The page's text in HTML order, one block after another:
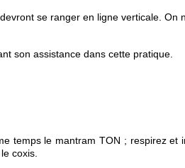
se ranger en ligne verticale.
son assistance dans cette pratique.
temps le mantram TON ; respirez
coxis.